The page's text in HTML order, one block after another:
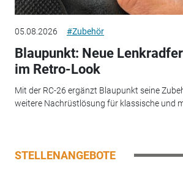
05.08.2026 #Zubehör
Blaupunkt: Neue
im Retro-Look
Mit der RC-26 ergänzt Blaupunkt seine
weitere Nachrüstlösung für klassische und
STELLENANGEBOTE